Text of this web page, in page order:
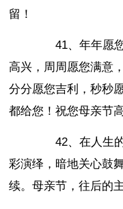
留！
41、年年愿您
高兴，周周愿您满意
分分愿您吉利，秒秒
都给您！祝您母亲节高
42、在人生的
彩演绎，暗地关心鼓
续。母亲节，往后的